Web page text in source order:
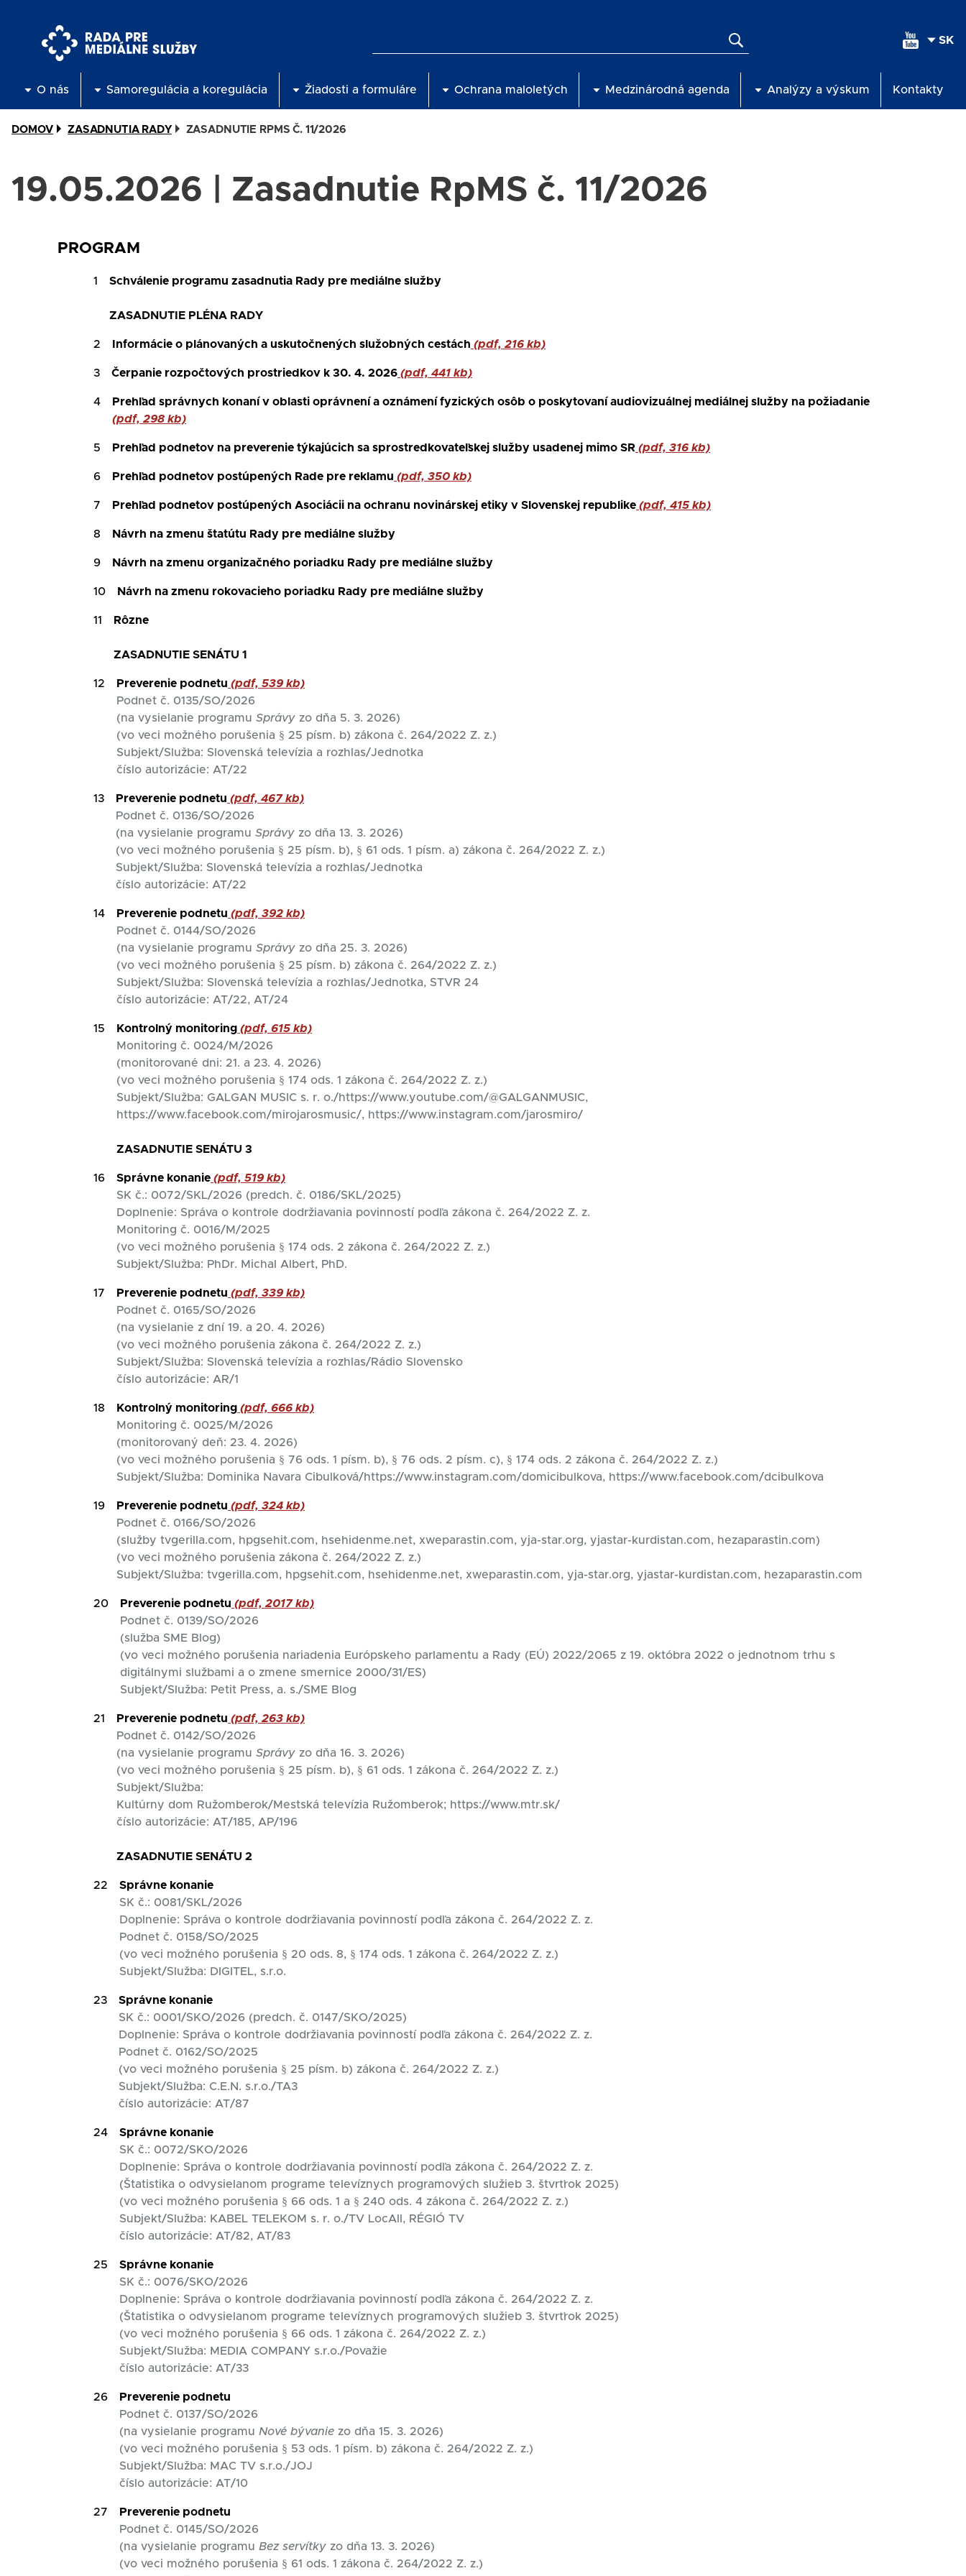
O nás Samoregulácia a koregulácia Žiadosti a formuláre Ochrana maloletých Medzinárodná agenda Analýzy a výskum Kontakty
DOMOV ZASADNUTIA RADY ZASADNUTIE RPMS Č. 11/2026
19.05.2026 | Zasadnutie RpMS č. 11/2026
PROGRAM
1 Schválenie programu zasadnutia Rady pre mediálne služby
ZASADNUTIE PLÉNA RADY
2 Informácie o plánovaných a uskutočnených služobných cestách (pdf, 216 kb)
3 Čerpanie rozpočtových prostriedkov k 30. 4. 2026 (pdf, 441 kb)
4
Prehľad správnych konaní v oblasti oprávnení a oznámení fyzických osôb o poskytovaní audiovizuálnej mediálnej služby na požiadanie
(pdf, 298 kb)
5 Prehľad podnetov na preverenie týkajúcich sa sprostredkovateľskej služby usadenej mimo SR (pdf, 316 kb)
6 Prehľad podnetov postúpených Rade pre reklamu (pdf, 350 kb)
7 Prehľad podnetov postúpených Asociácii na ochranu novinárskej etiky v Slovenskej republike (pdf, 415 kb)
8 Návrh na zmenu štatútu Rady pre mediálne služby
9 Návrh na zmenu organizačného poriadku Rady pre mediálne služby
10 Návrh na zmenu rokovacieho poriadku Rady pre mediálne služby
11 Rôzne
ZASADNUTIE SENÁTU 1
12 Preverenie podnetu (pdf, 539 kb)
Podnet č. 0135/SO/2026
(na vysielanie programu Správy zo dňa 5. 3. 2026)
(vo veci možného porušenia § 25 písm. b) zákona č. 264/2022 Z. z.)
Subjekt/Služba: Slovenská televízia a rozhlas/Jednotka
číslo autorizácie: AT/22
13 Preverenie podnetu (pdf, 467 kb)
Podnet č. 0136/SO/2026
(na vysielanie programu Správy zo dňa 13. 3. 2026)
(vo veci možného porušenia § 25 písm. b), § 61 ods. 1 písm. a) zákona č. 264/2022 Z. z.)
Subjekt/Služba: Slovenská televízia a rozhlas/Jednotka
číslo autorizácie: AT/22
14 Preverenie podnetu (pdf, 392 kb)
Podnet č. 0144/SO/2026
(na vysielanie programu Správy zo dňa 25. 3. 2026)
(vo veci možného porušenia § 25 písm. b) zákona č. 264/2022 Z. z.)
Subjekt/Služba: Slovenská televízia a rozhlas/Jednotka, STVR 24
číslo autorizácie: AT/22, AT/24
15 Kontrolný monitoring (pdf, 615 kb)
Monitoring č. 0024/M/2026
(monitorované dni: 21. a 23. 4. 2026)
(vo veci možného porušenia § 174 ods. 1 zákona č. 264/2022 Z. z.)
Subjekt/Služba: GALGAN MUSIC s. r. o./https://www.youtube.com/@GALGANMUSIC,
https://www.facebook.com/mirojarosmusic/, https://www.instagram.com/jarosmiro/
ZASADNUTIE SENÁTU 3
16 Správne konanie (pdf, 519 kb)
SK č.: 0072/SKL/2026 (predch. č. 0186/SKL/2025)
Doplnenie: Správa o kontrole dodržiavania povinností podľa zákona č. 264/2022 Z. z.
Monitoring č. 0016/M/2025
(vo veci možného porušenia § 174 ods. 2 zákona č. 264/2022 Z. z.)
Subjekt/Služba: PhDr. Michal Albert, PhD.
17 Preverenie podnetu (pdf, 339 kb)
Podnet č. 0165/SO/2026
(na vysielanie z dní 19. a 20. 4. 2026)
(vo veci možného porušenia zákona č. 264/2022 Z. z.)
Subjekt/Služba: Slovenská televízia a rozhlas/Rádio Slovensko
číslo autorizácie: AR/1
18 Kontrolný monitoring (pdf, 666 kb)
Monitoring č. 0025/M/2026
(monitorovaný deň: 23. 4. 2026)
(vo veci možného porušenia § 76 ods. 1 písm. b), § 76 ods. 2 písm. c), § 174 ods. 2 zákona č. 264/2022 Z. z.)
Subjekt/Služba: Dominika Navara Cibulková/https://www.instagram.com/domicibulkova, https://www.facebook.com/dcibulkova
19 Preverenie podnetu (pdf, 324 kb)
Podnet č. 0166/SO/2026
(služby tvgerilla.com, hpgsehit.com, hsehidenme.net, xweparastin.com, yja-star.org, yjastar-kurdistan.com, hezaparastin.com)
(vo veci možného porušenia zákona č. 264/2022 Z. z.)
Subjekt/Služba: tvgerilla.com, hpgsehit.com, hsehidenme.net, xweparastin.com, yja-star.org, yjastar-kurdistan.com, hezaparastin.com
20 Preverenie podnetu (pdf, 2017 kb)
Podnet č. 0139/SO/2026
(služba SME Blog)
(vo veci možného porušenia nariadenia Európskeho parlamentu a Rady (EÚ) 2022/2065 z 19. októbra 2022 o jednotnom trhu s
digitálnymi službami a o zmene smernice 2000/31/ES)
Subjekt/Služba: Petit Press, a. s./SME Blog
21 Preverenie podnetu (pdf, 263 kb)
Podnet č. 0142/SO/2026
(na vysielanie programu Správy zo dňa 16. 3. 2026)
(vo veci možného porušenia § 25 písm. b), § 61 ods. 1 zákona č. 264/2022 Z. z.)
Subjekt/Služba:
Kultúrny dom Ružomberok/Mestská televízia Ružomberok; https://www.mtr.sk/
číslo autorizácie: AT/185, AP/196
ZASADNUTIE SENÁTU 2
22
Správne konanie
SK č.: 0081/SKL/2026
Doplnenie: Správa o kontrole dodržiavania povinností podľa zákona č. 264/2022 Z. z.
Podnet č. 0158/SO/2025
(vo veci možného porušenia § 20 ods. 8, § 174 ods. 1 zákona č. 264/2022 Z. z.)
Subjekt/Služba: DIGITEL, s.r.o.
23
Správne konanie
SK č.: 0001/SKO/2026 (predch. č. 0147/SKO/2025)
Doplnenie: Správa o kontrole dodržiavania povinností podľa zákona č. 264/2022 Z. z.
Podnet č. 0162/SO/2025
(vo veci možného porušenia § 25 písm. b) zákona č. 264/2022 Z. z.)
Subjekt/Služba: C.E.N. s.r.o./TA3
číslo autorizácie: AT/87
24
Správne konanie
SK č.: 0072/SKO/2026
Doplnenie: Správa o kontrole dodržiavania povinností podľa zákona č. 264/2022 Z. z.
(Štatistika o odvysielanom programe televíznych programových služieb 3. štvrťrok 2025)
(vo veci možného porušenia § 66 ods. 1 a § 240 ods. 4 zákona č. 264/2022 Z. z.)
Subjekt/Služba: KABEL TELEKOM s. r. o./TV LocAll, RÉGIÓ TV
číslo autorizácie: AT/82, AT/83
25
Správne konanie
SK č.: 0076/SKO/2026
Doplnenie: Správa o kontrole dodržiavania povinností podľa zákona č. 264/2022 Z. z.
(Štatistika o odvysielanom programe televíznych programových služieb 3. štvrťrok 2025)
(vo veci možného porušenia § 66 ods. 1 zákona č. 264/2022 Z. z.)
Subjekt/Služba: MEDIA COMPANY s.r.o./Považie
číslo autorizácie: AT/33
26
Preverenie podnetu
Podnet č. 0137/SO/2026
(na vysielanie programu Nové bývanie zo dňa 15. 3. 2026)
(vo veci možného porušenia § 53 ods. 1 písm. b) zákona č. 264/2022 Z. z.)
Subjekt/Služba: MAC TV s.r.o./JOJ
číslo autorizácie: AT/10
27
Preverenie podnetu
Podnet č. 0145/SO/2026
(na vysielanie programu Bez servítky zo dňa 13. 3. 2026)
(vo veci možného porušenia § 61 ods. 1 zákona č. 264/2022 Z. z.)